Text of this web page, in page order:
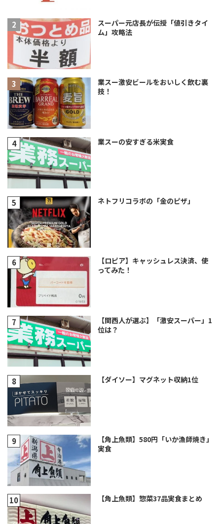
スーパー元店長が伝授「値引きタイ
ム」攻略法
業スー激安ビールをおいしく飲む裏
技！
業スーの安すぎる米実食
ネトフリコラボの「金のピザ」
【ロピア】キャッシュレス決済、使
ってみた！
【関西人が選ぶ】「激安スーパー」1
位は？
【ダイソー】マグネット収納1位
【角上魚類】580円「いか漁師焼き」
実食
【角上魚類】惣菜37品実食まとめ